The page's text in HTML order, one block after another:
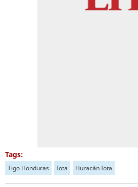
Tags:
Tigo Honduras Iota Huracán Iota